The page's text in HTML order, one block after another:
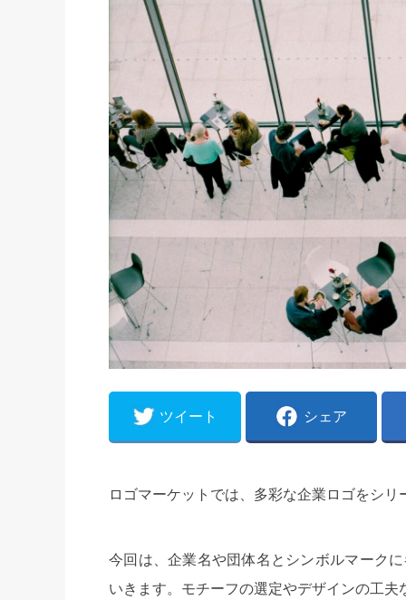
ツイート シェア
ロゴマーケットでは、多彩な企業ロゴをシ
今回は、企業名や団体名とシンボルマーク
いきます。モチーフの選定やデザインの工